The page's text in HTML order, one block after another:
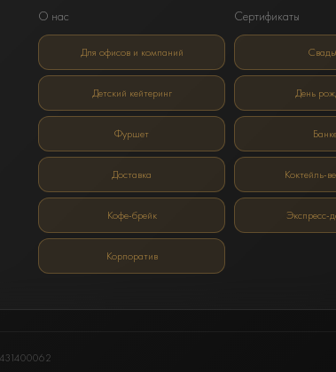
О нас
Сертификаты
Для офисов и компаний
Детский кейтеринг День
Фуршет
Доставка Коктейль-
Кофе-брейк Экспресс-
Корпоратив